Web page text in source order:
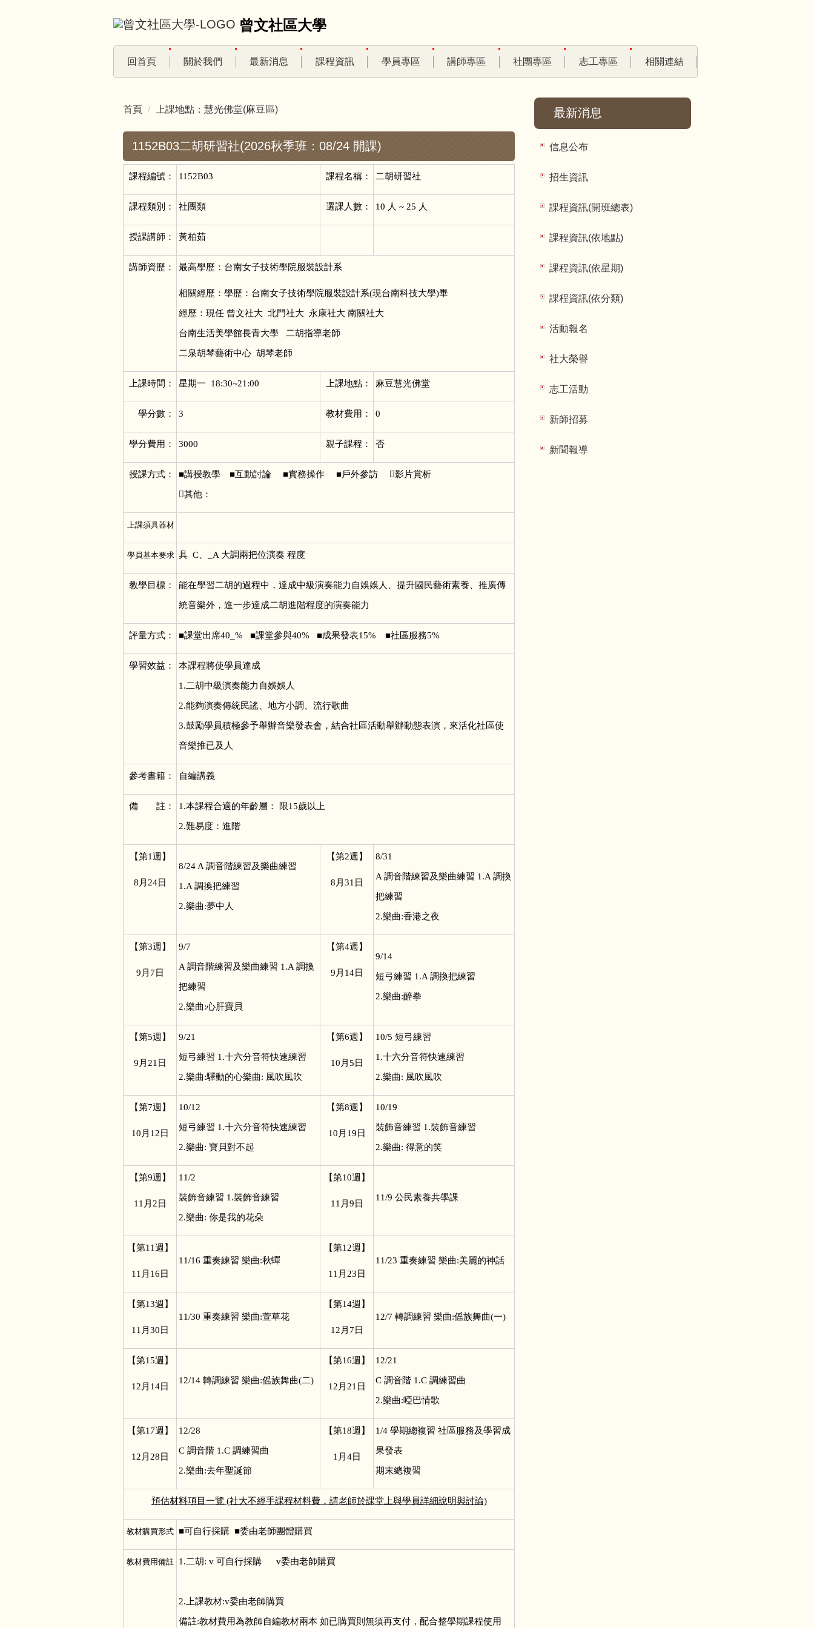
曾文社區大學
回首頁 關於我們 最新消息 課程資訊 學員專區 講師專區 社團專區 志工專區 相關連結
首頁 上課地點：慧光佛堂(麻豆區)
1152B03二胡研習社(2026秋季班：08/24 開課)
課程編號： 1152B03 課程名稱： 二胡研習社
課程類別： 社團類 選課人數： 10 人 ~ 25 人
授課講師： 黃柏茹
講師資歷： 最高學歷：台南女子技術學院服裝設計系
相關經歷：學歷：台南女子技術學院服裝設計系(現台南科技大學)畢
經歷：現任 曾文社大 北門社大 永康社大 南關社大
台南生活美學館長青大學 二胡指導老師
二泉胡琴藝術中心 胡琴老師
上課時間： 星期一 18:30~21:00 上課地點： 麻豆慧光佛堂
學分數： 3 教材費用： 0
學分費用： 3000 親子課程： 否
授課方式： ■講授教學 ■互動討論 ■實務操作 ■戶外參訪 影片賞析
其他：
上課須具器材
學員基本要求 具 C、_A 大調兩把位演奏 程度
教學目標： 能在學習二胡的過程中，達成中級演奏能力自娛娛人、提升國民藝術素養、推廣傳
統音樂外，進一步達成二胡進階程度的演奏能力
評量方式： ■課堂出席40_% ■課堂參與40% ■成果發表15% ■社區服務5%
學習效益： 本課程將使學員達成
1.二胡中級演奏能力自娛娛人
2.能夠演奏傳統民謠、地方小調、流行歌曲
3.鼓勵學員積極參予舉辦音樂發表會，結合社區活動舉辦動態表演，來活化社區使
音樂推已及人
參考書籍： 自編講義
備 註： 1.本課程合適的年齡層： 限15歲以上
2.難易度：進階
【第1週】
8 月24日
8/24 A 調音階練習及樂曲練習
1.A 調換把練習
2.樂曲:夢中人
【第2週】
8 月31日
8/31
A 調音階練習及樂曲練習 1.A 調換
把練習
2.樂曲:香港之夜
【第3週】
9 月7日
9/7
A 調音階練習及樂曲練習 1.A 調換
把練習
2.樂曲:心肝寶貝
【第4週】
9 月14日
9/14
短弓練習 1.A 調換把練習
2.樂曲:醉拳
【第5週】
9 月21日
9/21
短弓練習 1.十六分音符快速練習
2.樂曲:驛動的心樂曲: 風吹風吹
【第6週】
10 月5日
10/5 短弓練習
1.十六分音符快速練習
2.樂曲: 風吹風吹
【第7週】
10 月12日
10/12
短弓練習 1.十六分音符快速練習
2.樂曲: 寶貝對不起
【第8週】
10 月19日
10/19
裝飾音練習 1.裝飾音練習
2.樂曲: 得意的笑
【第9週】
11 月2日
11/2
裝飾音練習 1.裝飾音練習
2.樂曲: 你是我的花朵
【第10週】
11 月9日
11/9 公民素養共學課
【第11週】
11 月16日
11/16 重奏練習 樂曲:秋蟬
【第12週】
11 月23日
11/23 重奏練習 樂曲:美麗的神話
【第13週】
11 月30日
11/30 重奏練習 樂曲:萱草花
【第14週】
12 月7日
12/7 轉調練習 樂曲:傜族舞曲(一)
【第15週】
12 月14日
12/14 轉調練習 樂曲:傜族舞曲(二)
【第16週】
12 月21日
12/21
C 調音階 1.C 調練習曲
2.樂曲:啞巴情歌
【第17週】
12 月28日
12/28
C 調音階 1.C 調練習曲
2.樂曲:去年聖誕節
【第18週】
1 月4日
1/4 學期總複習 社區服務及學習成
果發表
期末總複習
預估材料項目一覽 (社大不經手課程材料費，請老師於課堂上與學員詳細說明與討論)
教材購買形式 ■可自行採購 ■委由老師團體購買
教材費用備註 1.二胡: v 可自行採購 v委由老師購買
2.上課教材:v委由老師購買
備註:教材費用為教師自編教材兩本 如已購買則無須再支付，配合整學期課程使用
最新消息
信息公布
招生資訊
課程資訊(開班總表)
課程資訊(依地點)
課程資訊(依星期)
課程資訊(依分類)
活動報名
社大榮譽
志工活動
新師招募
新聞報導